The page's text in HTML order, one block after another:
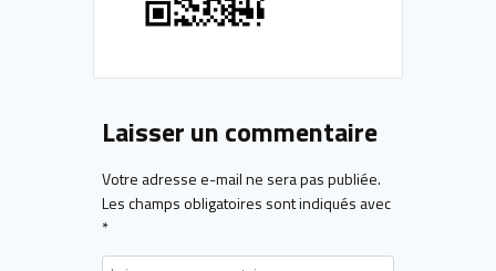
Laisser un commentaire
Votre adresse e-mail ne sera pas publiée.
Les champs obligatoires sont indiqués avec
*